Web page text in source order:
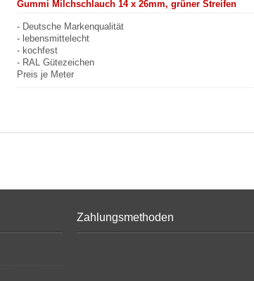
Gummi Milchschlauch 14 x 26mm, grüner Streifen
- Deutsche Markenqualität
- lebensmittelecht
- kochfest
- RAL Gütezeichen
Preis je Meter
Zahlungsmethoden